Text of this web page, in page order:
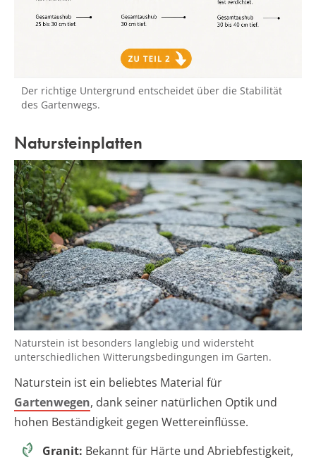
Der richtige Untergrund entscheidet über die Stabilität
des Gartenwegs.
Natursteinplatten
Naturstein ist besonders langlebig und widersteht
unterschiedlichen Witterungsbedingungen im Garten.
Naturstein ist ein beliebtes Material für
Gartenwegen, dank seiner natürlichen Optik und
hohen Beständigkeit gegen Wettereinflüsse.
Granit: Bekannt für Härte und Abriebfestigkeit,